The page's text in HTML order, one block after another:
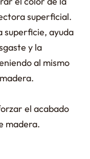
superficial.
superficie, ayuda
y la
al mismo
el acabado
madera.